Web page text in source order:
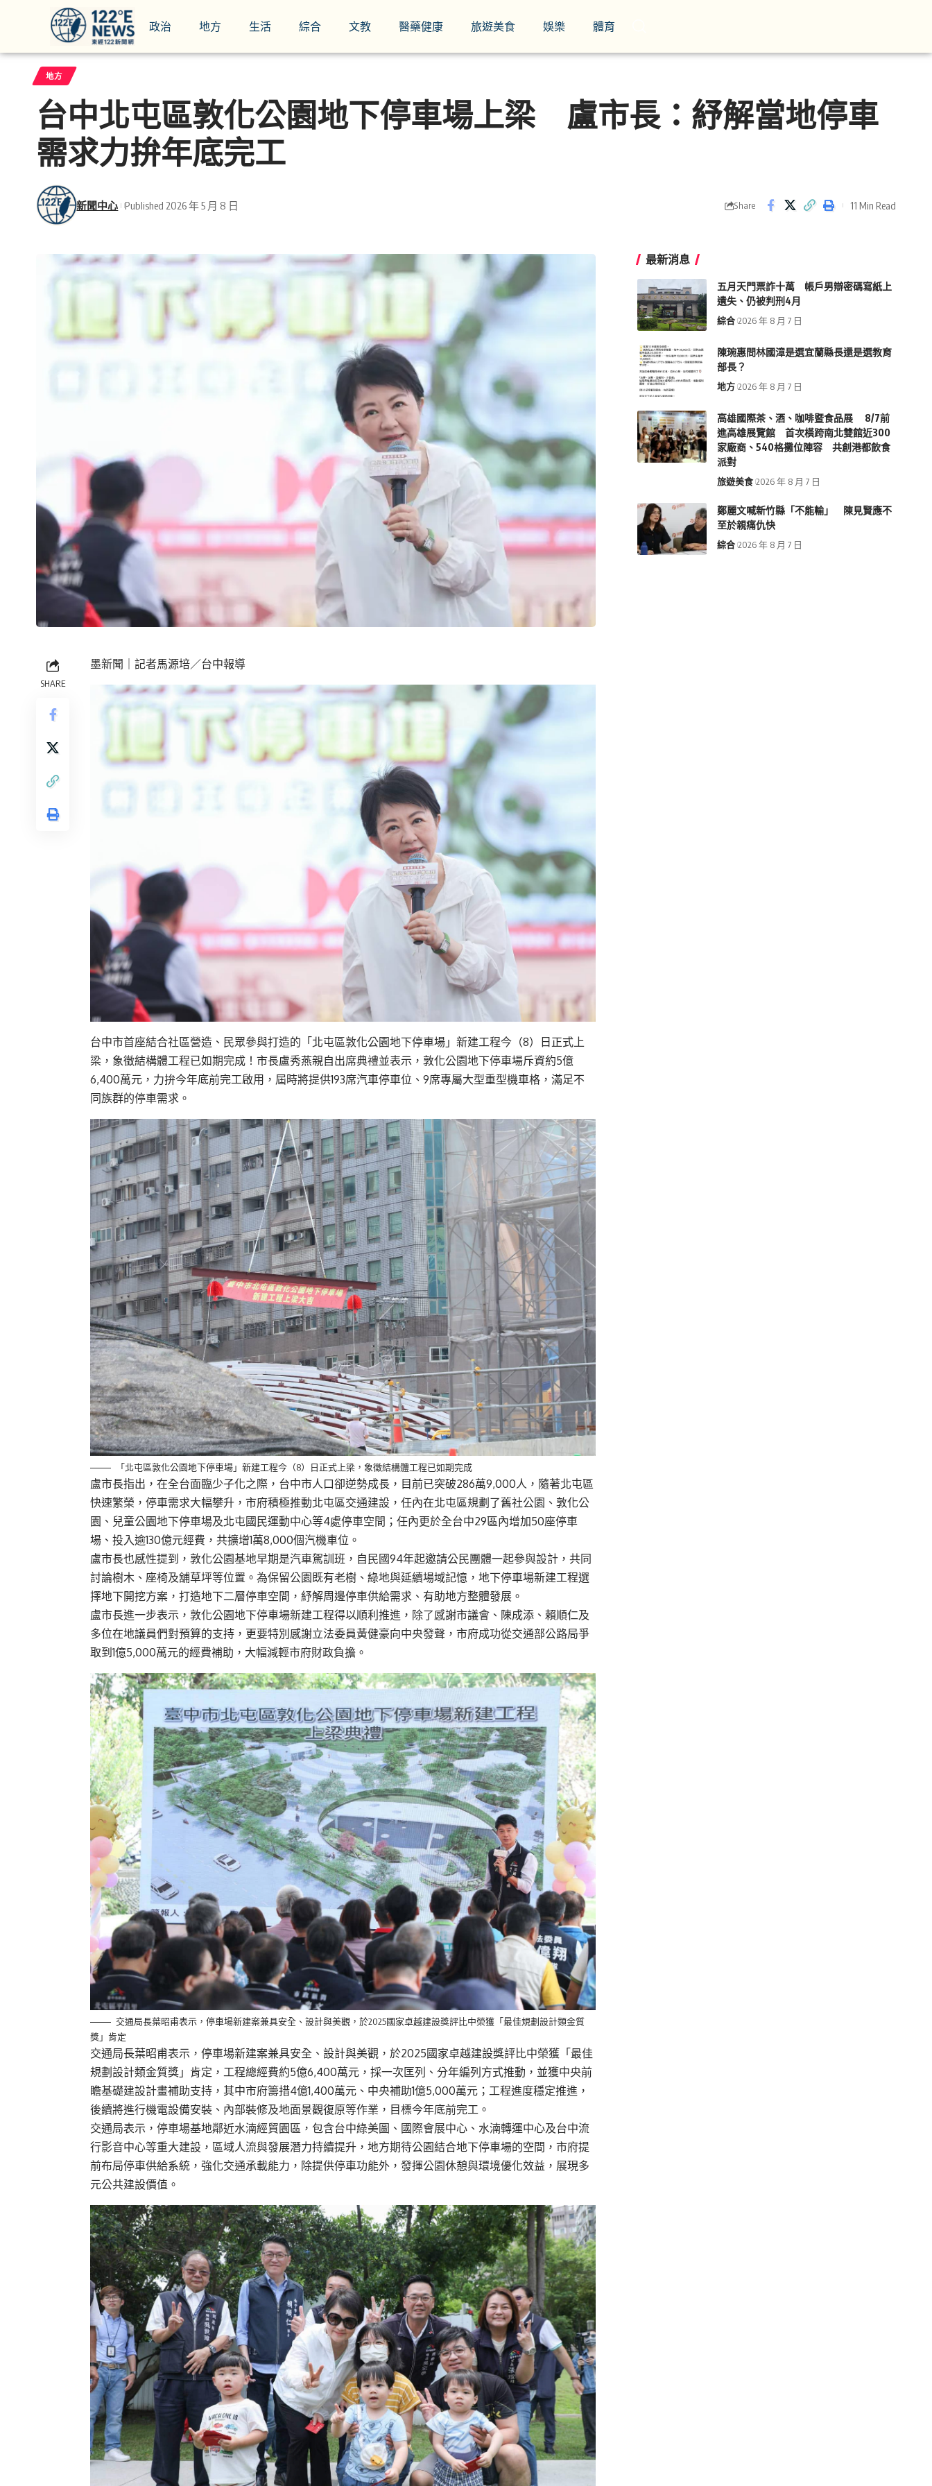
政治 地方 生活 綜合 文教 醫藥健康 旅遊美食 娛樂 體育
地方
台中北屯區敦化公園地下停車場上梁 盧市長：紓解當地停車
需求力拚年底完工
新聞中心 Published 2026 年 5 月 8 日 Share 11 Min Read
SHARE
墨新聞 ｜記者馬源培／台中報導
台中市首座結合社區營造、民眾參與打造的「北屯區敦化公園地下停車場」新建工程今（8）日正式上
梁，象徵結構體工程已如期完成！市長盧秀燕親自出席典禮並表示，敦化公園地下停車場斥資約5億
6,400萬元，力拚今年底前完工啟用，屆時將提供193席汽車停車位、9席專屬大型重型機車格，滿足不
同族群的停車需求。
「北屯區敦化公園地下停車場」新建工程今（8）日正式上梁，象徵結構體工程已如期完成
盧市長指出，在全台面臨少子化之際，台中市人口卻逆勢成長，目前已突破286萬9,000人，隨著北屯區
快速繁榮，停車需求大幅攀升，市府積極推動北屯區交通建設，任內在北屯區規劃了舊社公園、敦化公
園、兒童公園地下停車場及北屯國民運動中心等4處停車空間；任內更於全台中29區內增加50座停車
場、投入逾130億元經費，共擴增1萬8,000個汽機車位。
盧市長也感性提到，敦化公園基地早期是汽車駕訓班，自民國94年起邀請公民團體一起參與設計，共同
討論樹木、座椅及舖草坪等位置。為保留公園既有老樹、綠地與延續場域記憶，地下停車場新建工程選
擇地下開挖方案，打造地下二層停車空間，紓解周邊停車供給需求、有助地方整體發展。
盧市長進一步表示，敦化公園地下停車場新建工程得以順利推進，除了感謝市議會、陳成添、賴順仁及
多位在地議員們對預算的支持，更要特別感謝立法委員黃健豪向中央發聲，市府成功從交通部公路局爭
取到1億5,000萬元的經費補助，大幅減輕市府財政負擔。
交通局長葉昭甫表示，停車場新建案兼具安全、設計與美觀，於2025國家卓越建設獎評比中榮獲「最佳規劃設計類金質
獎」肯定
交通局長葉昭甫表示，停車場新建案兼具安全、設計與美觀，於2025國家卓越建設獎評比中榮獲「最佳
規劃設計類金質獎」肯定，工程總經費約5億6,400萬元，採一次匡列、分年編列方式推動，並獲中央前
瞻基礎建設計畫補助支持，其中市府籌措4億1,400萬元、中央補助1億5,000萬元；工程進度穩定推進，
後續將進行機電設備安裝、內部裝修及地面景觀復原等作業，目標今年底前完工。
交通局表示，停車場基地鄰近水湳經貿園區，包含台中綠美圖、國際會展中心、水湳轉運中心及台中流
行影音中心等重大建設，區域人流與發展潛力持續提升，地方期待公園結合地下停車場的空間，市府提
前布局停車供給系統，強化交通承載能力，除提供停車功能外，發揮公園休憩與環境優化效益，展現多
元公共建設價值。
最新消息
五月天門票詐十萬 帳戶男辯密碼寫紙上
遺失、仍被判刑4月
綜合 2026 年 8 月 7 日
陳琬惠問林國漳是選宜蘭縣長還是選教育
部長？
地方 2026 年 8 月 7 日
高雄國際茶、酒、咖啡暨食品展 8/7前
進高雄展覽館 首次橫跨南北雙館近300
家廠商、540格攤位陣容 共創港都飲食
派對
旅遊美食 2026 年 8 月 7 日
鄭麗文喊新竹縣「不能輸」 陳見賢應不
至於親痛仇快
綜合 2026 年 8 月 7 日